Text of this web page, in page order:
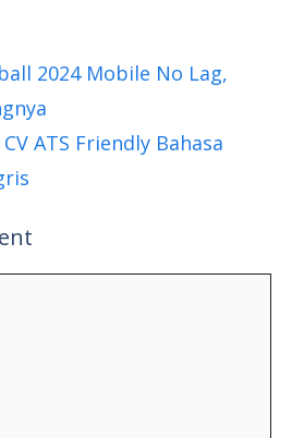
2024 Mobile No Lag,
ATS Friendly Bahasa